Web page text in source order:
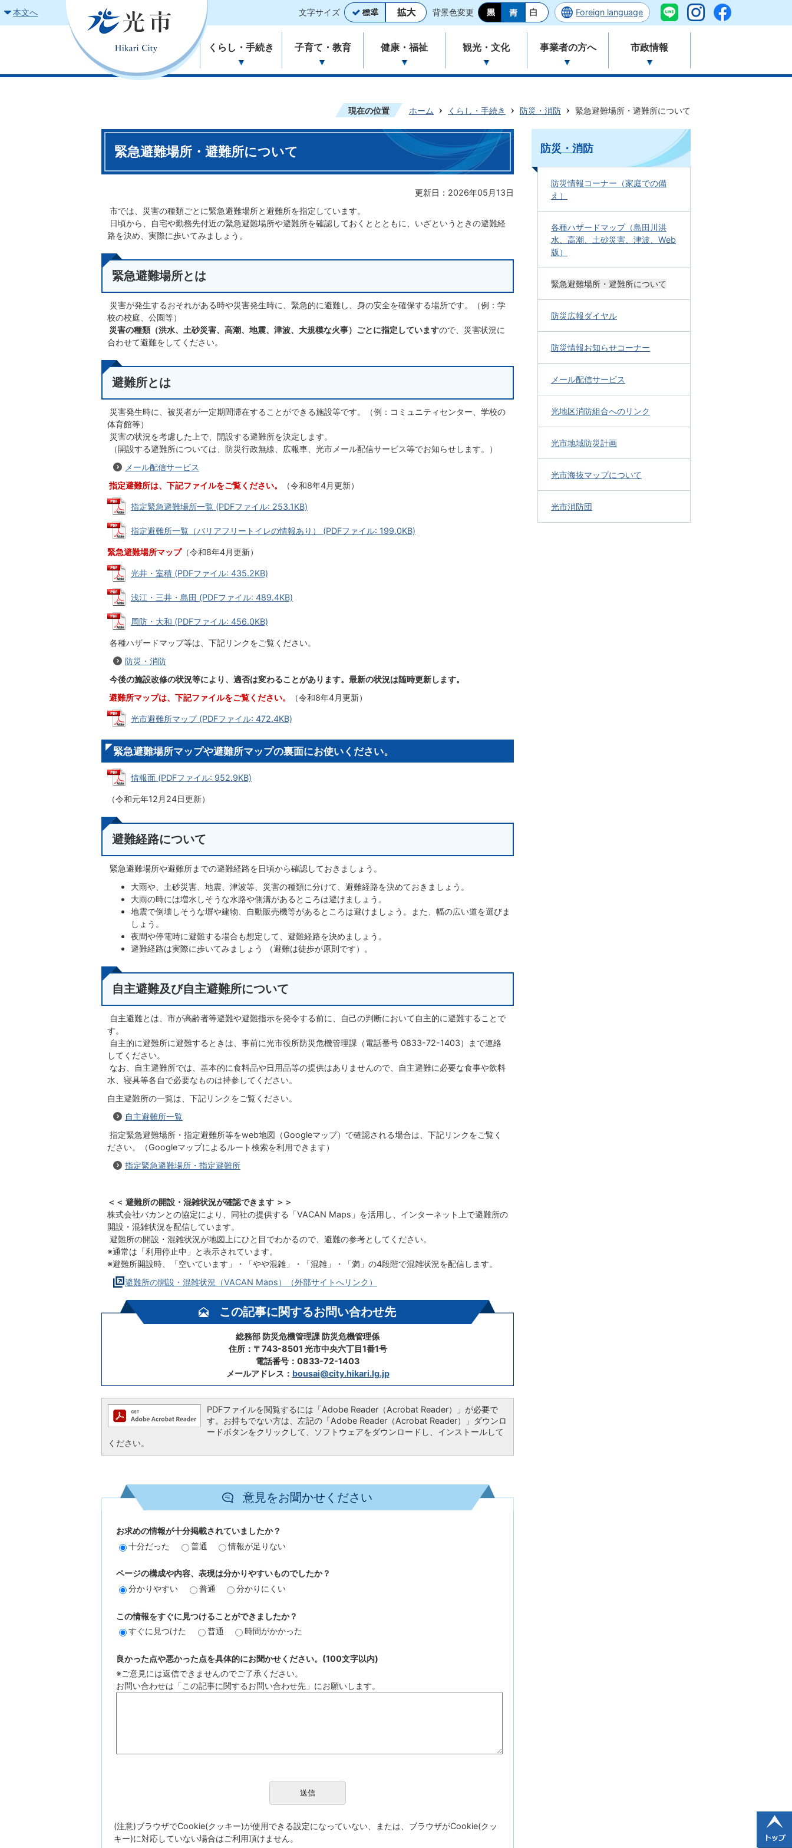
本文へ 文字サイズ 背景色変更 Foreign language
くらし・手続き 子育て・教育 健康・福祉 観光・文化 事業者の方へ 市政情報
現在の位置 ホーム くらし・手続き 防災・消防 緊急避難場所・避難所について
緊急避難場所・避難所について
更新日：2026年05月13日
市では、災害の種類ごとに緊急避難場所と避難所を指定しています。
日頃から、自宅や勤務先付近の緊急避難場所や避難所を確認しておくととともに、いざというときの避難経
路を決め、実際に歩いてみましょう。
緊急避難場所とは
災害が発生するおそれがある時や災害発生時に、緊急的に避難し、身の安全を確保する場所です。（例：学
校の校庭、公園等）
災害の種類（洪水、土砂災害、高潮、地震、津波、大規模な火事）ごとに指定していますので、災害状況に
合わせて避難をしてください。
避難所とは
災害発生時に、被災者が一定期間滞在することができる施設等です。（例：コミュニティセンター、学校の
体育館等）
災害の状況を考慮した上で、開設する避難所を決定します。
（開設する避難所については、防災行政無線、広報車、光市メール配信サービス等でお知らせします。）
メール配信サービス
指定避難所は、下記ファイルをご覧ください。
（令和8年4月更新）
指定緊急避難場所一覧 (PDFファイル: 253.1KB)
指定避難所一覧（バリアフリートイレの情報あり） (PDFファイル: 199.0KB)
緊急避難場所マップ（令和8年4月更新）
光井・室積 (PDFファイル: 435.2KB)
浅江・三井・島田 (PDFファイル: 489.4KB)
周防・大和 (PDFファイル: 456.0KB)
各種ハザードマップ等は、下記リンクをご覧ください。
防災・消防
今後の施設改修の状況等により、適否は変わることがあります。最新の状況は随時更新します。
避難所マップは、下記ファイルをご覧ください。
（令和8年4月更新）
光市避難所マップ (PDFファイル: 472.4KB)
緊急避難場所マップや避難所マップの裏面にお使いください。
情報面 (PDFファイル: 952.9KB)
（令和元年12月24日更新）
避難経路について
緊急避難場所や避難所までの避難経路を日頃から確認しておきましょう。
大雨や、土砂災害、地震、津波等、災害の種類に分けて、避難経路を決めておきましょう。
大雨の時には増水しそうな水路や側溝があるところは避けましょう。
地震で倒壊しそうな塀や建物、自動販売機等があるところは避けましょう。また、幅の広い道を選びま
しょう。
夜間や停電時に避難する場合も想定して、避難経路を決めましょう。
避難経路は実際に歩いてみましょう （避難は徒歩が原則です）。
自主避難及び自主避難所について
自主避難とは、市が高齢者等避難や避難指示を発令する前に、自己の判断において自主的に避難することで
す。
自主的に避難所に避難するときは、事前に光市役所防災危機管理課（電話番号 0833-72-1403）まで連絡
してください。
なお、自主避難所では、基本的に食料品や日用品等の提供はありませんので、自主避難に必要な食事や飲料
水、寝具等各自で必要なものは持参してください。
自主避難所の一覧は、下記リンクをご覧ください。
自主避難所一覧
指定緊急避難場所・指定避難所等をweb地図（Googleマップ）で確認される場合は、下記リンクをご覧く
ださい。（Googleマップによるルート検索を利用できます）
指定緊急避難場所・指定避難所
＜＜ 避難所の開設・混雑状況が確認できます ＞＞
株式会社バカンとの協定により、同社の提供する「VACAN Maps」を活用し、インターネット上で避難所の
開設・混雑状況を配信しています。
避難所の開設・混雑状況が地図上にひと目でわかるので、避難の参考としてください。
※通常は「利用停止中」と表示されています。
※避難所開設時、「空いています」・「やや混雑」・「混雑」・「満」の4段階で混雑状況を配信します。
避難所の開設・混雑状況（VACAN Maps）（外部サイトへリンク）
この記事に関するお問い合わせ先
総務部 防災危機管理課 防災危機管理係
住所：〒743-8501 光市中央六丁目1番1号
電話番号：0833-72-1403
メールアドレス： bousai@city.hikari.lg.jp
PDFファイルを閲覧するには「Adobe Reader（Acrobat Reader）」が必要で
す。お持ちでない方は、左記の「Adobe Reader（Acrobat Reader）」ダウンロ
ードボタンをクリックして、ソフトウェアをダウンロードし、インストールして
ください。
意見をお聞かせください
お求めの情報が十分掲載されていましたか？
十分だった
普通 情報が足りない
ページの構成や内容、表現は分かりやすいものでしたか？
分かりやすい
普通 分かりにくい
この情報をすぐに見つけることができましたか？
すぐに見つけた
普通 時間がかかった
良かった点や悪かった点を具体的にお聞かせください。(100文字以内)
※ご意見には返信できませんのでご了承ください。
お問い合わせは「この記事に関するお問い合わせ先」にお願いします。
(注意)ブラウザでCookie(クッキー)が使用できる設定になっていない、または、ブラウザがCookie(クッ
キー)に対応していない場合はご利用頂けません。
防災・消防
防災情報コーナー（家庭での備
え）
各種ハザードマップ（島田川洪
水、高潮、土砂災害、津波、Web
版）
緊急避難場所・避難所について
防災広報ダイヤル
防災情報お知らせコーナー
メール配信サービス
光地区消防組合へのリンク
光市地域防災計画
光市海抜マップについて
光市消防団